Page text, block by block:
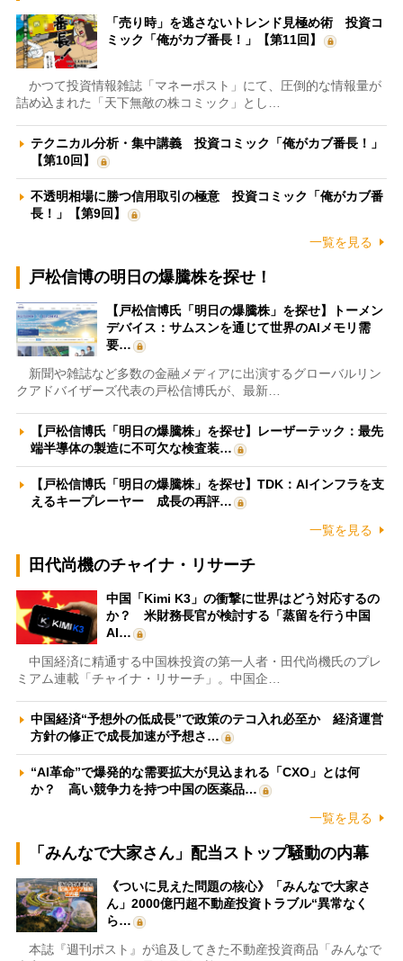
「売り時」を逃さないトレンド見極め術 投資コ
ミック「俺がカブ番長！」【第11回】
かつて投資情報雑誌「マネーポスト」にて、圧倒的な情報量が
詰め込まれた「天下無敵の株コミック」とし…
テクニカル分析・集中講義 投資コミック「俺がカブ番長！」
【第10回】
不透明相場に勝つ信用取引の極意 投資コミック「俺がカブ番
長！」【第9回】
一覧を見る
戸松信博の明日の爆騰株を探せ！
【戸松信博氏「明日の爆騰株」を探せ】トーメン
デバイス：サムスンを通じて世界のAIメモリ需
要…
新聞や雑誌など多数の金融メディアに出演するグローバルリン
クアドバイザーズ代表の戸松信博氏が、最新…
【戸松信博氏「明日の爆騰株」を探せ】レーザーテック：最先
端半導体の製造に不可欠な検査装…
【戸松信博氏「明日の爆騰株」を探せ】TDK：AIインフラを支
えるキープレーヤー 成長の再評…
一覧を見る
田代尚機のチャイナ・リサーチ
中国「Kimi K3」の衝撃に世界はどう対応するの
か？ 米財務長官が検討する「蒸留を行う中国
AI…
中国経済に精通する中国株投資の第一人者・田代尚機氏のプレ
ミアム連載「チャイナ・リサーチ」。中国企…
中国経済“予想外の低成長”で政策のテコ入れ必至か 経済運営
方針の修正で成長加速が予想さ…
“AI革命”で爆発的な需要拡大が見込まれる「CXO」とは何
か？ 高い競争力を持つ中国の医薬品…
一覧を見る
「みんなで大家さん」配当ストップ騒動の内幕
《ついに見えた問題の核心》「みんなで大家さ
ん」2000億円超不動産投資トラブル“異常なく
ら…
本誌『週刊ポスト』が追及してきた不動産投資商品「みんなで